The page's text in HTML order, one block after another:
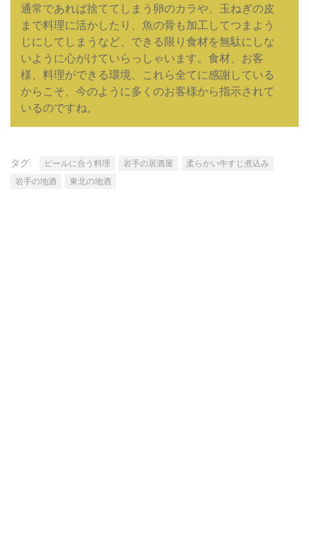
通常であれば捨ててしまう卵のカラや、玉ねぎの皮
まで料理に活かしたり、魚の骨も加工してつまよう
じにしてしまうなど、できる限り食材を無駄にしな
いように心がけていらっしゃいます。食材、お客
様、料理ができる環境、これら全てに感謝している
からこそ、今のように多くのお客様から指示されて
いるのですね。
タグ: ビールに合う料理 岩手の居酒屋
柔らかい牛すじ煮込み
岩手の地酒
東北の地酒